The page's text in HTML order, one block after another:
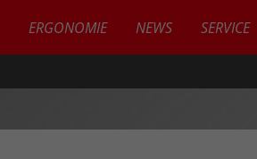
ERGONOMIE NEWS SERVICE